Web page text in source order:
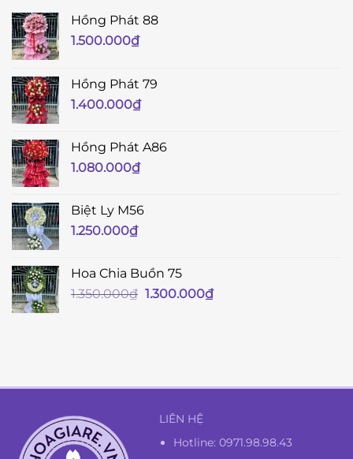
Hồng Phát 88
1.500.000₫
Hồng Phát 79
1.400.000₫
Hồng Phát A86
1.080.000₫
Biệt Ly M56
1.250.000₫
Hoa Chia Buồn 75
1.350.000₫ Giá
1.300.000₫Giá
LIÊN HỆ
Hotline:0971.98.98.43